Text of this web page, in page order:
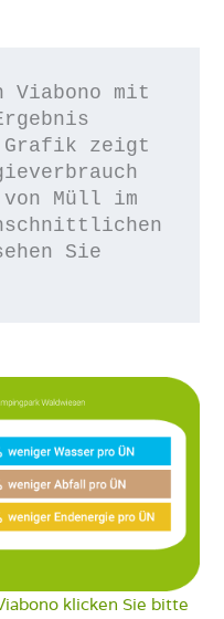
Viabono mit
zeigt
von Müll im
Sie
klicken Sie bitte